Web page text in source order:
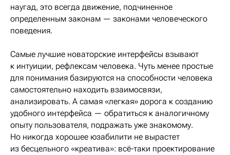
наугад, это всегда движение, подчиненное
определенным законам — законами человеческого
поведения.
Самые лучшие новаторские интерфейсы взывают
к интуиции, рефлексам человека. Чуть менее простые
для понимания базируются на способности человека
самостоятельно находить взаимосвязи,
анализировать. А самая «легкая» дорога к созданию
удобного интерфейса — обратиться к аналогичному
опыту пользователя, подражать уже знакомому.
Но никогда хорошее юзабилити не вырастет
из бесцельного «креатива»: всё-таки проектирование